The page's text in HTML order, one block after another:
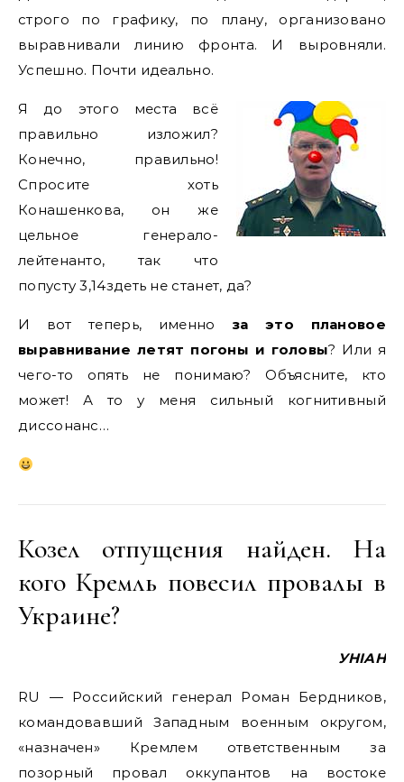
строго по графику, по плану, организовано
выравнивали линию фронта. И выровняли.
Успешно. Почти идеально.
Я до этого места всё
правильно изложил?
Конечно, правильно!
Спросите хоть
Конашенкова, он же
цельное генерало-
лейтенанто, так что
попусту 3,14здеть не станет, да?
И вот теперь, именно за это плановое
выравнивание летят погоны и головы? Или я
чего-то опять не понимаю? Объясните, кто
может! А то у меня сильный когнитивный
диссонанс…
Козел отпущения найден. На
кого Кремль повесил провалы в
Украине?
УНІАН
RU — Российский генерал Роман Бердников,
командовавший Западным военным округом,
«назначен» Кремлем ответственным за
позорный провал оккупантов на востоке